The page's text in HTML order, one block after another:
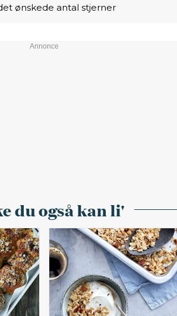
ønskede antal stjerner
du også kan li'